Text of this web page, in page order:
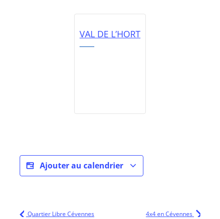
VAL DE L’HORT
Ajouter au calendrier
Quartier Libre Cévennes 4x4 en Cévennes